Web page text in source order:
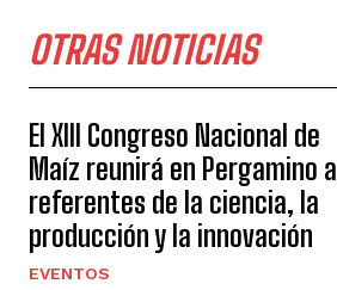
OTRAS NOTICIAS
El XIII Congreso Nacional de
Maíz reunirá en Pergamino a
referentes de la ciencia, la
producción y la innovación
EVENTOS